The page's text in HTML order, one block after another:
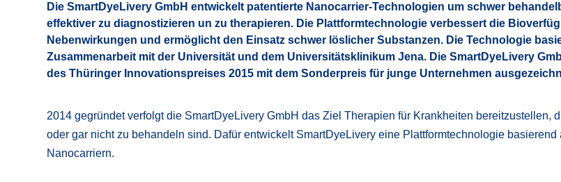
Die SmartDyeLivery GmbH entwickelt patentierte Nanocarrier-Technologien um schwer
effektiver zu diagnostizieren un zu therapieren. Die Plattformtechnologie verbessert die
Nebenwirkungen und ermöglicht den Einsatz schwer löslicher Substanzen. Die Technologie
Zusammenarbeit mit der Universitätund dem Universitätsklinikum Jena. Die SmartDyeLivery
des Thüringer Innovationspreises 2015 mit dem Sonderpreis für junge Unternehmen
2014 gegründet verfolgt die SmartDyeLivery GmbH das Ziel Therapien für Krankheiten bereitzustellen,
oder gar nicht zu behandeln sind. Dafür entwickelt SmartDyeLivery eine Plattformtechnologie basierend
Nanocarriern.